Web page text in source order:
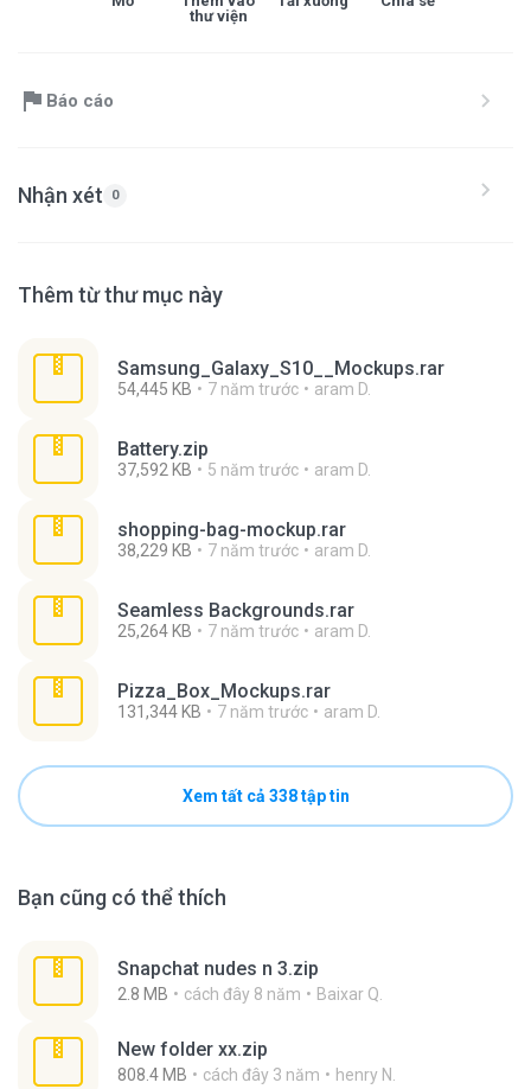
thư viện
Báo cáo
Nhận xét 0
Thêm từ thư mục này
Samsung_Galaxy_S10__Mockups.rar
54,445 KB 7 năm trước aram D.
Battery.zip
37,592 KB 5 năm trước aram D.
shopping-bag-mockup.rar
38,229 KB 7 năm trước aram D.
Seamless Backgrounds.rar
25,264 KB 7 năm trước aram D.
Pizza_Box_Mockups.rar
131,344 KB 7 năm trước aram D.
Xem tất cả 338 tập tin
Bạn cũng có thể thích
Snapchat nudes n 3.zip
2.8 MB cách đây 8 năm Baixar Q.
New folder xx.zip
808.4 MB cách đây 3 năm henry N.